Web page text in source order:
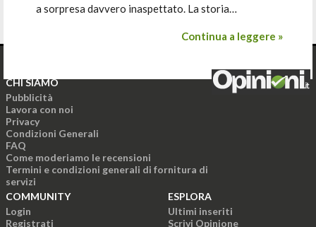
a sorpresa davvero inaspettato. La storia…
Continua a leggere »
CHI SIAMO
Pubblicità
Lavora con noi
Privacy
Condizioni Generali
FAQ
Come moderiamo le recensioni
Termini e condizioni generali di fornitura di
servizi
COMMUNITY
Login
Registrati
ESPLORA
Ultimi inseriti
Scrivi Opinione